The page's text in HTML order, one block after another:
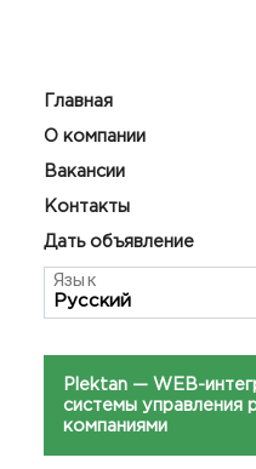
Главная
О компании
Вакансии
Контакты
Дать объявление
Язык
Plektan — WEB-
системы управления
компаниями